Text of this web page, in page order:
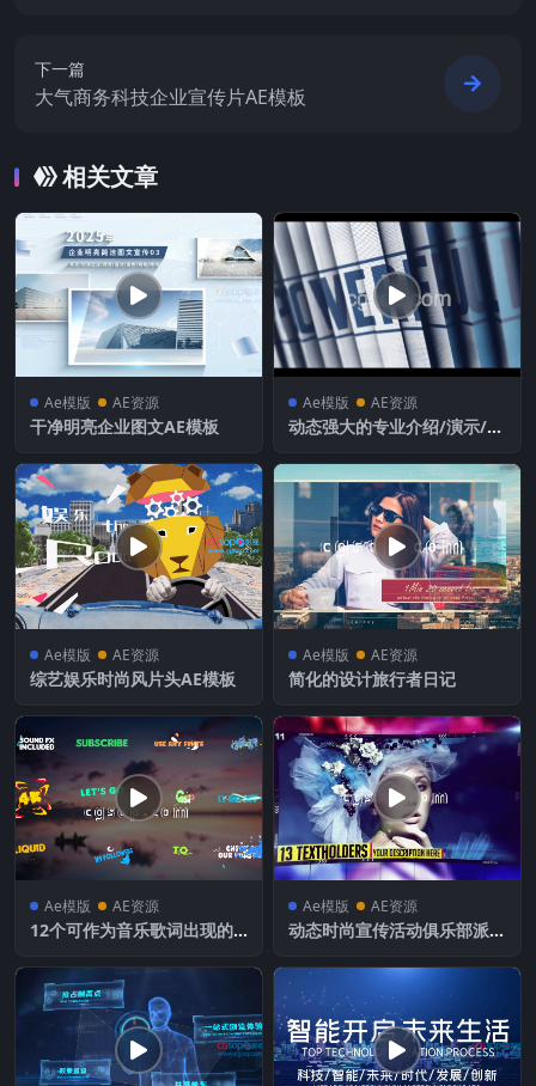
下一篇
大气商务科技企业宣传片AE模板
相关文章
Ae模版 AE资源
干净明亮企业图文AE模板
Ae模版 AE资源
动态强大的专业介绍/演示/预
Ae模版 AE资源
综艺娱乐时尚风片头AE模板
Ae模版 AE资源
简化的设计旅行者日记
Ae模版 AE资源
12个可作为音乐歌词出现的
Ae模版 AE资源
动态时尚宣传活动俱乐部派对